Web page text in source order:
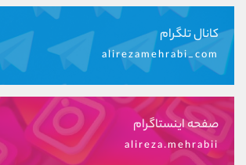
کانال تلگرام
alirezamehrabi_com
صفحه اینستاگرام
alireza.mehrabii